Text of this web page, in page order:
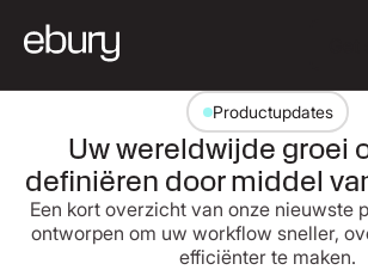
Productupdates
Uw wereldwijde groei
definiëren door middel
Een kort overzicht van onze nieuwste
ontworpen om uw workflow sneller,
efficiënter te maken.